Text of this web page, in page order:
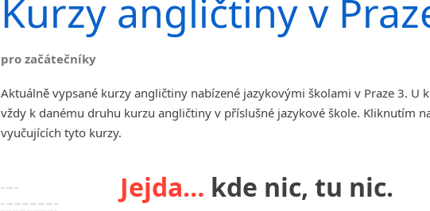
Jihlava
malá města podle abecedy
Chomutov
Děčín
Klatovy
angličtiny
Kurzy angličtiny v
pro začátečníky
Aktuálně vypsané kurzy angličtiny nabízené jazykovými školami v Praze 3. U
vždy k danému druhu kurzu angličtiny v příslušné jazykové škole. Kliknutím
vyučujících tyto kurzy.
Jejda… kde nic, tu nic.